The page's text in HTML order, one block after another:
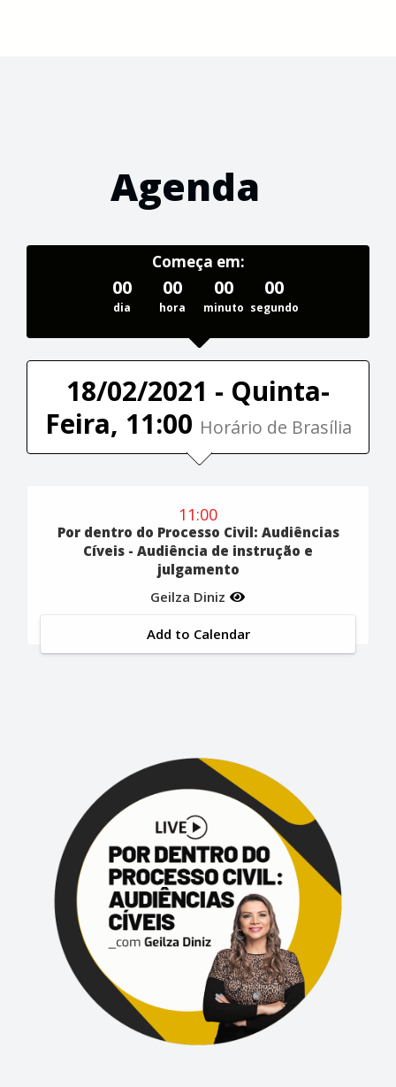
Agenda
Começa em:
00
dia
00
hora
00
minuto
00
segundo
18/02/2021 - Quinta-
Feira, 11:00 Horário de Brasília
11:00
Por dentro do Processo Civil: Audiências
Cíveis - Audiência de instrução e
julgamento
Geilza Diniz
Add to Calendar